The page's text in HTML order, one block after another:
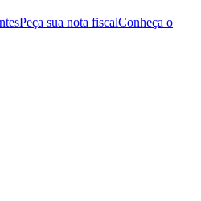
Peça sua nota fiscalConheça o